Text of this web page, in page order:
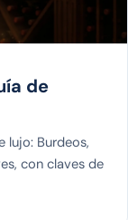
de
lujo: Burdeos,
con claves de